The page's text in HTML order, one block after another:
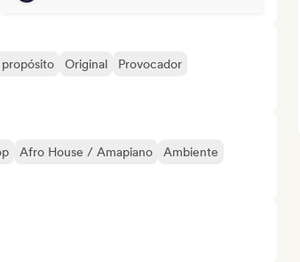
Original
Provocador
Afro House / Amapiano
Ambiente